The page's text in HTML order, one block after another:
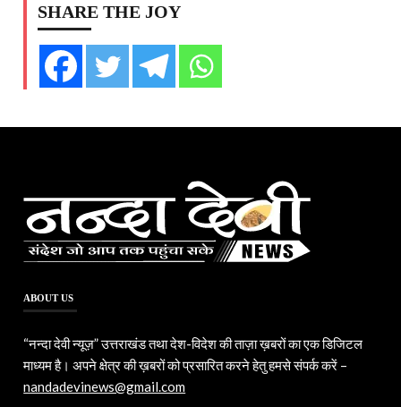
SHARE THE JOY
ABOUT US
“नन्दा देवी न्यूज़” उत्तराखंड तथा देश-विदेश की ताज़ा ख़बरों का एक डिजिटल
माध्यम है। अपने क्षेत्र की ख़बरों को प्रसारित करने हेतु हमसे संपर्क करें –
nandadevinews@gmail.com